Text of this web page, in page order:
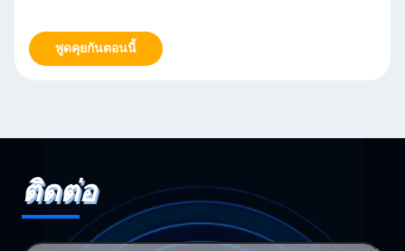
พูดคุยกันตอนนี้
ติดต่อ